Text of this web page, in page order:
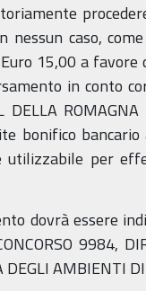
nessun caso,
15,00 a favore
in conto
ROMAGNA
bonifico
per
dovrà essere
9984,
DEGLI AMBIENTI